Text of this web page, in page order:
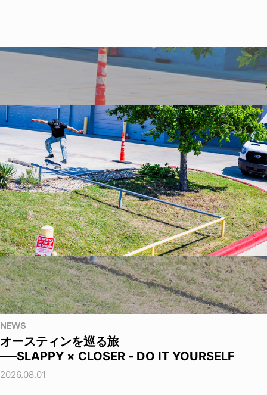
NEWS
オースティンを巡る旅
──SLAPPY × CLOSER - DO IT YOURSELF
2026.08.01